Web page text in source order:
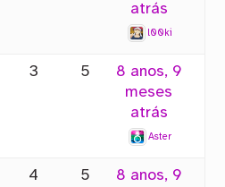
atrás
l00ki
3 5
8 anos, 9
meses
atrás
Aster
4 5
8 anos, 9